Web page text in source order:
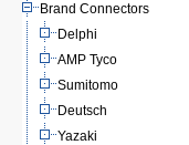
Brand Connectors
Delphi
AMP Tyco
Sumitomo
Deutsch
Yazaki